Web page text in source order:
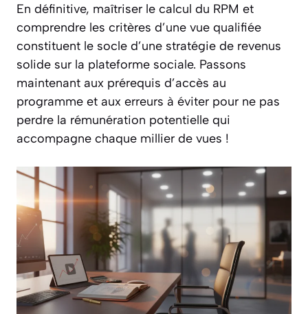
En définitive, maîtriser le calcul du RPM et
comprendre les critères d’une vue qualifiée
constituent le socle d’une stratégie de revenus
solide sur la plateforme sociale. Passons
maintenant aux prérequis d’accès au
programme et aux erreurs à éviter pour ne pas
perdre la rémunération potentielle qui
accompagne chaque millier de vues !